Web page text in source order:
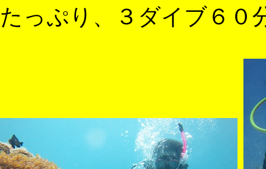
たっぷり、３ダイブ６０